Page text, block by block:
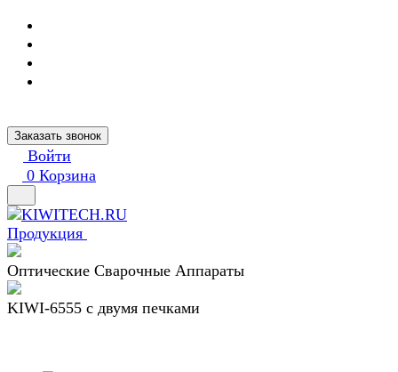
Заказать звонок
Войти
0 Корзина
Продукция
Оптические Сварочные Аппараты
KIWI-6555 c двумя печками